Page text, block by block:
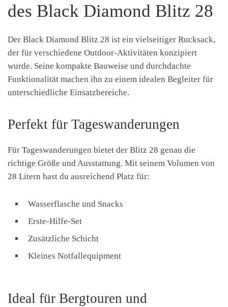
des Black Diamond Blitz 28
Der Black Diamond Blitz 28 ist ein vielseitiger Rucksack,
der für verschiedene Outdoor-Aktivitäten konzipiert
wurde. Seine kompakte Bauweise und durchdachte
Funktionalität machen ihn zu einem idealen Begleiter für
unterschiedliche Einsatzbereiche.
Perfekt für Tageswanderungen
Für Tageswanderungen bietet der Blitz 28 genau die
richtige Größe und Ausstattung. Mit seinem Volumen von
28 Litern hast du ausreichend Platz für:
Wasserflasche und Snacks
Erste-Hilfe-Set
Zusätzliche Schicht
Kleines Notfallequipment
Ideal für Bergtouren und